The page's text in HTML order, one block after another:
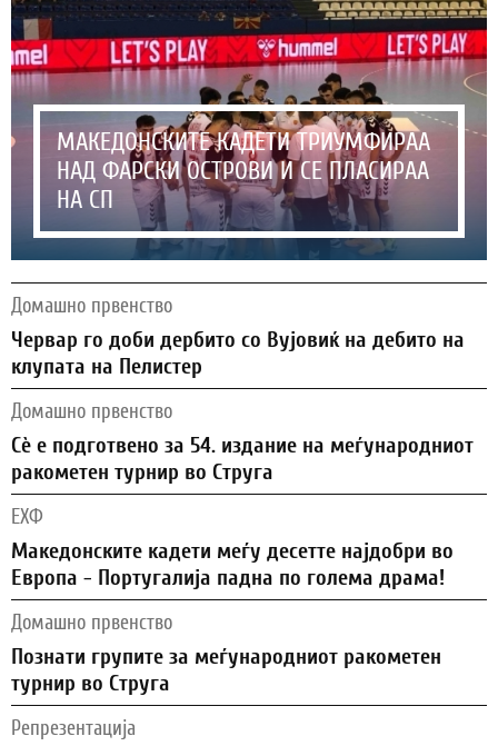
МАКЕДОНСКИТЕ КАДЕТИ ТРИУМФИРАА
НАД ФАРСКИ ОСТРОВИ И СЕ ПЛАСИРАА
НА СП
Домашно првенство
Червар го доби дербито со Вујовиќ на дебито на
клупата на Пелистер
Домашно првенство
Сѐ е подготвено за 54. издание на меѓународниот
ракометен турнир во Струга
ЕХФ
Македонските кадети меѓу десетте најдобри во
Европа - Португалија падна по голема драма!
Домашно првенство
Познати групите за меѓународниот ракометен
турнир во Струга
Репрезентација